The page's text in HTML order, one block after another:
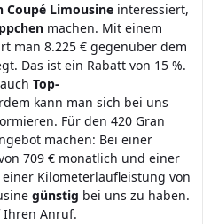
Coupé Limousine interessiert,
machen. Mit einem
man 8.225 € gegenüber dem
Das ist ein Rabatt von 15 %.
Top-
kann man sich bei uns
Für den 420 Gran
machen: Bei einer
709 € monatlich und einer
Kilometerlaufleistung von
günstig bei uns zu haben.
Ihren Anruf.